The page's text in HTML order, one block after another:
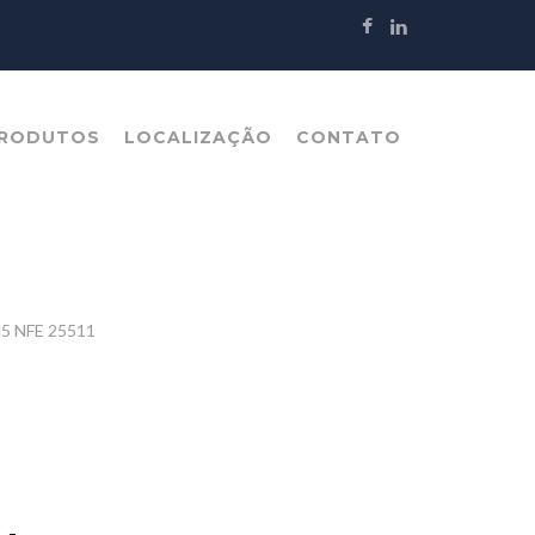
LOCALIZAÇÃO CONTATO
NFE 25511